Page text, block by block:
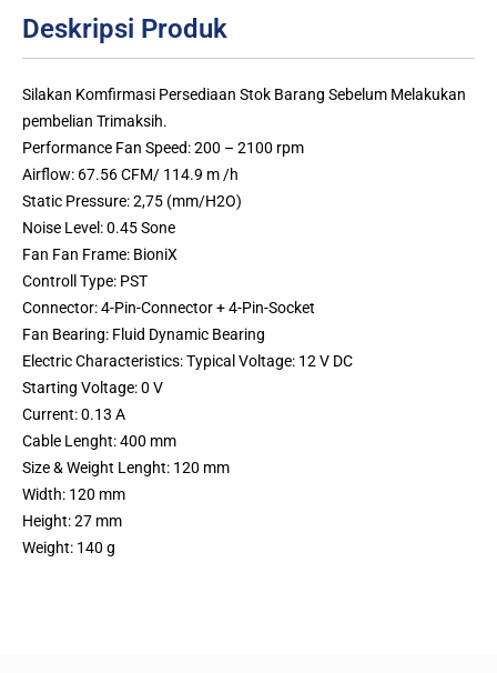
Deskripsi Produk
Silakan Komfirmasi Persediaan Stok Barang Sebelum Melakukan
pembelian Trimaksih.
Performance Fan Speed: 200 – 2100 rpm
Airflow: 67.56 CFM/ 114.9 m /h
Static Pressure: 2,75 (mm/H2O)
Noise Level: 0.45 Sone
Fan Fan Frame: BioniX
Controll Type: PST
Connector: 4-Pin-Connector + 4-Pin-Socket
Fan Bearing: Fluid Dynamic Bearing
Electric Characteristics: Typical Voltage: 12 V DC
Starting Voltage: 0 V
Current: 0.13 A
Cable Lenght: 400 mm
Size & Weight Lenght: 120 mm
Width: 120 mm
Height: 27 mm
Weight: 140 g